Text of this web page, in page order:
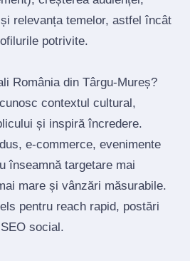
relevanța temelor, astfel încât
potrivite.
România din Târgu-Mureș?
contextul cultural,
și inspiră încredere.
e‑commerce, evenimente
înseamnă targetare mai
mare și vânzări măsurabile.
pentru reach rapid, postări
social.